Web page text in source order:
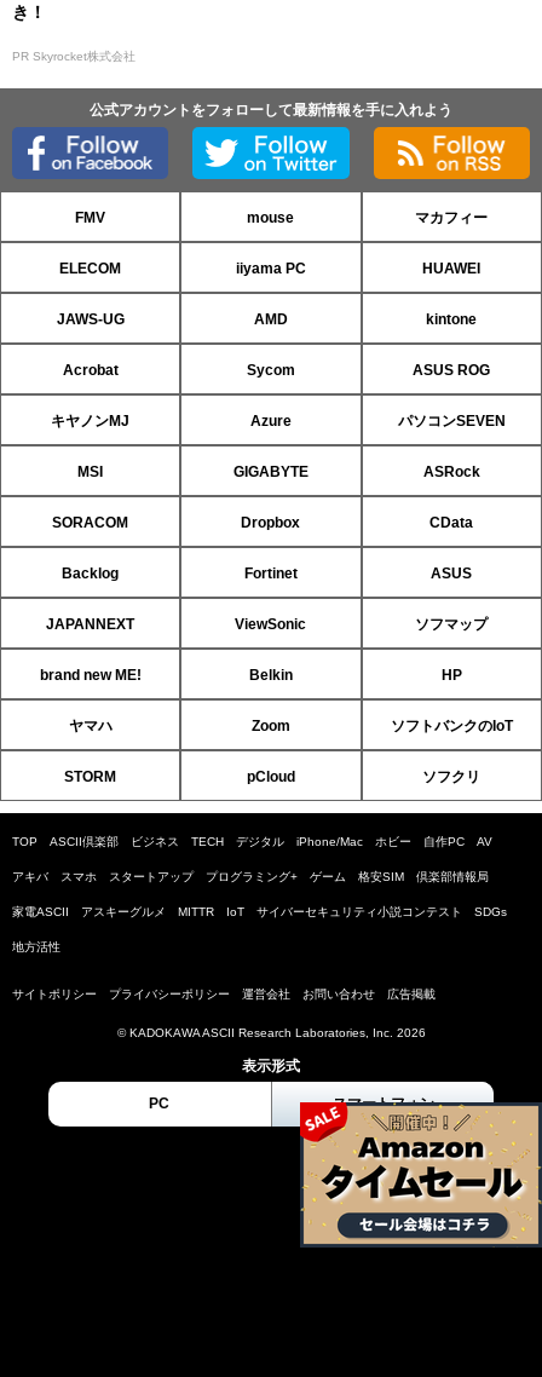
き！
PR Skyrocket株式会社
公式アカウントをフォローして最新情報を手に入れよう
FMV mouse マカフィー
ELECOM iiyama PC HUAWEI
JAWS-UG AMD kintone
Acrobat Sycom ASUS ROG
キヤノンMJ Azure パソコンSEVEN
MSI GIGABYTE ASRock
SORACOM Dropbox CData
Backlog Fortinet ASUS
JAPANNEXT ViewSonic ソフマップ
brand new ME! Belkin HP
ヤマハ Zoom ソフトバンクのIoT
STORM pCloud ソフクリ
TOP ASCII倶楽部 ビジネス TECH デジタル iPhone/Mac ホビー 自作PC AV
アキバ スマホ スタートアップ プログラミング+ ゲーム 格安SIM 倶楽部情報局
家電ASCII アスキーグルメ MITTR IoT サイバーセキュリティ小説コンテスト SDGs
地方活性
サイトポリシー プライバシーポリシー 運営会社 お問い合わせ 広告掲載
© KADOKAWA ASCII Research Laboratories, Inc. 2026
表示形式
PC スマートフォン